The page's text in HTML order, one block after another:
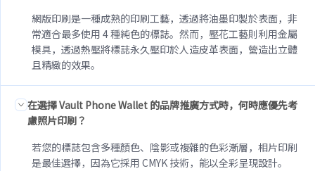
網版印刷是一種成熟的印刷工藝，透過將油墨印製於表面，非
常適合最多使用 4 種純色的標誌。然而，壓花工藝則利用金屬
模具，透過熱壓將標誌永久壓印於人造皮革表面，營造出立體
且精緻的效果。
在選擇 Vault Phone Wallet 的品牌推廣方式時，何時應優先考
慮照片印刷？
若您的標誌包含多種顏色、陰影或複雜的色彩漸層，相片印刷
是最佳選擇，因為它採用 CMYK 技術，能以全彩呈現設計。